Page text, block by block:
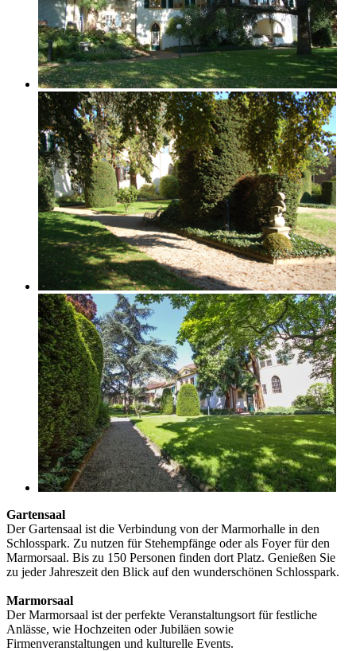
Gartensaal
Der Gartensaal ist die Verbindung von der Marmorhalle in den
Schlosspark. Zu nutzen für Stehempfänge oder als Foyer für den
Marmorsaal. Bis zu 150 Personen finden dort Platz. Genießen Sie
zu jeder Jahreszeit den Blick auf den wunderschönen Schlosspark.
Marmorsaal
Der Marmorsaal ist der perfekte Veranstaltungsort für festliche
Anlässe, wie Hochzeiten oder Jubiläen sowie
Firmenveranstaltungen und kulturelle Events.